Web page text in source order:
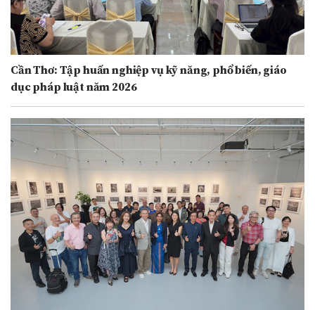
Cần Thơ: Tập huấn nghiệp vụ kỹ năng, phổ biến, giáo
dục pháp luật năm 2026